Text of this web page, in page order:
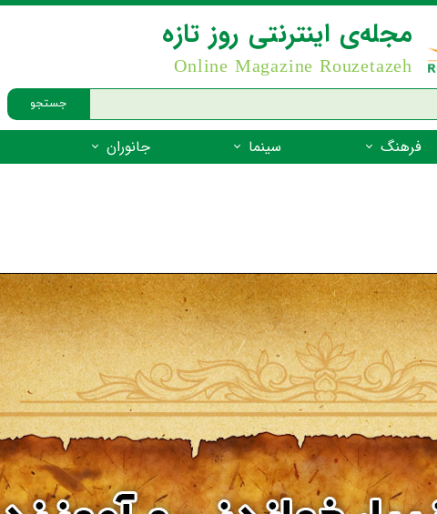
جستجو
مجله‌ی اینترنتی روز تازه
Online Magazine Rouzetazeh
فرهنگ
ضرب المثل
شعر فارسی
زندگینامه‌ی بزرگان
گفتاورد
سینما جانوران
جانوران مهره‌دار - دوزیستان
جانوران مهره‌دار - ماهیان
جانوران مهره‌دار - فهرست‌ها